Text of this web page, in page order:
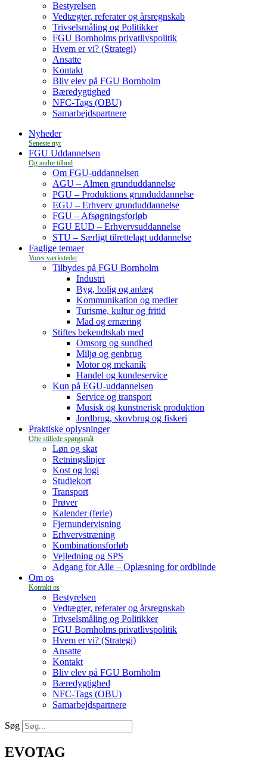
Bestyrelsen
Vedtægter, referater og årsregnskab
Trivselsmåling og Politikker
FGU Bornholms privatlivspolitik
Hvem er vi? (Strategi)
Ansatte
Kontakt
Bliv elev på FGU Bornholm
Bæredygtighed
NFC-Tags (OBU)
Samarbejdspartnere
Nyheder
FGU Uddannelsen
Om FGU-uddannelsen
AGU – Almen grunduddannelse
PGU – Produktions grunduddannelse
EGU – Erhverv grunduddannelse
FGU – Afsøgningsforløb
FGU EUD – Erhvervsuddannelse
STU – Særligt tilrettelagt uddannelse
Faglige temaer
Tilbydes på FGU Bornholm
Industri
Byg, bolig og anlæg
Kommunikation og medier
Turisme, kultur og fritid
Mad og ernæring
Stiftes bekendtskab med
Omsorg og sundhed
Miljø og genbrug
Motor og mekanik
Handel og kundeservice
Kun på EGU-uddannelsen
Service og transport
Musisk og kunstnerisk produktion
Jordbrug, skovbrug og fiskeri
Praktiske oplysninger
Løn og skat
Retningslinjer
Kost og logi
Studiekort
Transport
Prøver
Kalender (ferie)
Fjernundervisning
Erhvervstræning
Kombinationsforløb
Vejledning og SPS
Adgang for Alle – Oplæsning for ordblinde
Om os
Bestyrelsen
Vedtægter, referater og årsregnskab
Trivselsmåling og Politikker
FGU Bornholms privatlivspolitik
Hvem er vi? (Strategi)
Ansatte
Kontakt
Bliv elev på FGU Bornholm
Bæredygtighed
NFC-Tags (OBU)
Samarbejdspartnere
Søg
EVOTAG